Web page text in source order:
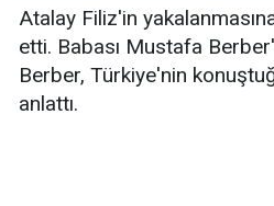
Atalay Filiz'in
etti. Babası Mustafa
Berber, Türkiye'nin
anlattı.